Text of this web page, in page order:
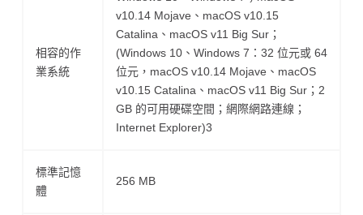
相容的作
業系統
v10.14 Mojave、macOS v10.15
Catalina、macOS v11 Big Sur；
(Windows 10、Windows 7：32 位元或 64
位元，macOS v10.14 Mojave、macOS
v10.15 Catalina、macOS v11 Big Sur；2
GB 的可用硬碟空間；網際網路連線；
Internet Explorer)3
標準記憶
體
256 MB